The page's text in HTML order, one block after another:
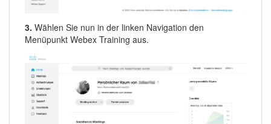
3. Wählen Sie nun in der linken Navigation den
Menüpunkt Webex Training aus.